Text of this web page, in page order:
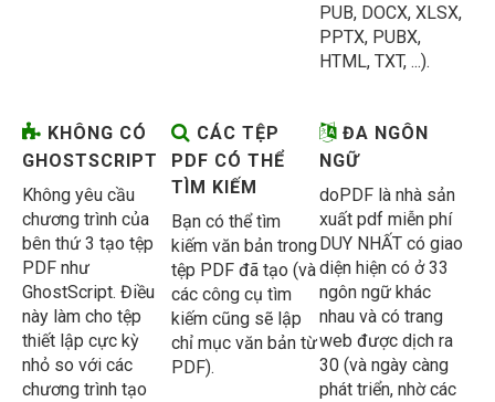
PUB, DOCX, XLSX,
PPTX, PUBX,
HTML, TXT, ...).
KHÔNG CÓ
GHOSTSCRIPT
Không yêu cầu
chương trình của
bên thứ 3 tạo tệp
PDF như
GhostScript. Điều
này làm cho tệp
thiết lập cực kỳ
nhỏ so với các
chương trình tạo
CÁC TỆP
PDF CÓ THỂ
TÌM KIẾM
Bạn có thể tìm
kiếm văn bản trong
tệp PDF đã tạo (và
các công cụ tìm
kiếm cũng sẽ lập
chỉ mục văn bản từ
PDF).
ĐA NGÔN
NGỮ
doPDF là nhà sản
xuất pdf miễn phí
DUY NHẤT có giao
diện hiện có ở 33
ngôn ngữ khác
nhau và có trang
web được dịch ra
30 (và ngày càng
phát triển, nhờ các